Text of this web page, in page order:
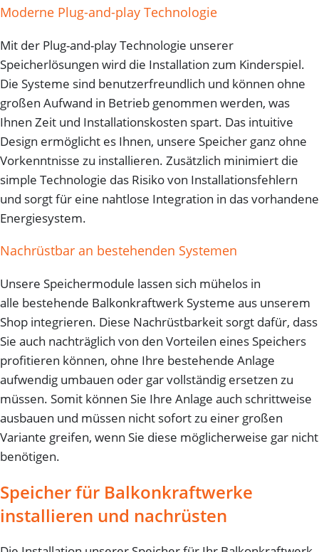
Moderne Plug-and-play Technologie
Mit der Plug-and-play Technologie unserer
Speicherlösungen wird die Installation zum Kinderspiel.
Die Systeme sind benutzerfreundlich und können ohne
großen Aufwand in Betrieb genommen werden, was
Ihnen Zeit und Installationskosten spart. Das intuitive
Design ermöglicht es Ihnen, unsere Speicher ganz ohne
Vorkenntnisse zu installieren. Zusätzlich minimiert die
simple Technologie das Risiko von Installationsfehlern
und sorgt für eine nahtlose Integration in das vorhandene
Energiesystem.
Nachrüstbar an bestehenden Systemen
Unsere Speichermodule lassen sich mühelos in
alle bestehende Balkonkraftwerk Systeme aus unserem
Shop integrieren. Diese Nachrüstbarkeit sorgt dafür, dass
Sie auch nachträglich von den Vorteilen eines Speichers
profitieren können, ohne Ihre bestehende Anlage
aufwendig umbauen oder gar vollständig ersetzen zu
müssen. Somit können Sie Ihre Anlage auch schrittweise
ausbauen und müssen nicht sofort zu einer großen
Variante greifen, wenn Sie diese möglicherweise gar nicht
benötigen.
Speicher für Balkonkraftwerke
installieren und nachrüsten